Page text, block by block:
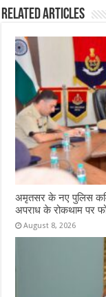
Related Articles
अमृतसर के नए पुलिस
अपराध के रोकथाम पर
August 8, 2026